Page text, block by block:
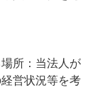
所：当法人が
営状況等を考